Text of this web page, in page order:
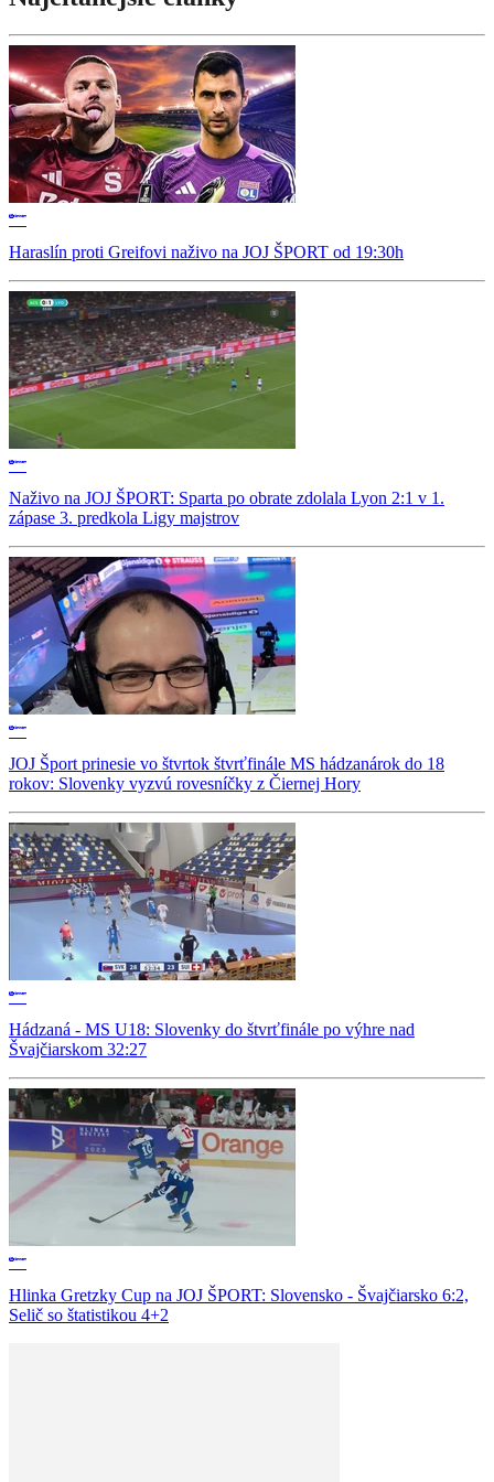
Haraslín proti Greifovi naživo na JOJ ŠPORT od 19:30h
Naživo na JOJ ŠPORT: Sparta po obrate zdolala Lyon 2:1 v 1.
zápase 3. predkola Ligy majstrov
JOJ Šport prinesie vo štvrtok štvrťfinále MS hádzanárok do 18
rokov: Slovenky vyzvú rovesníčky z Čiernej Hory
Hádzaná - MS U18: Slovenky do štvrťfinále po výhre nad
Švajčiarskom 32:27
Hlinka Gretzky Cup na JOJ ŠPORT: Slovensko - Švajčiarsko 6:2,
Selič so štatistikou 4+2